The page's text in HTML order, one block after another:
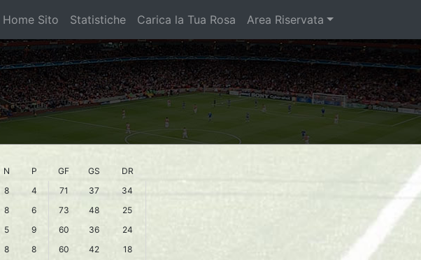
Home Sito Statistiche Carica la Tua Rosa Area Riservata
N P GF GS
DR
8 4 71 37
34
8 6 73 48
25
5 9 60 36
24
8 8 60 42
18